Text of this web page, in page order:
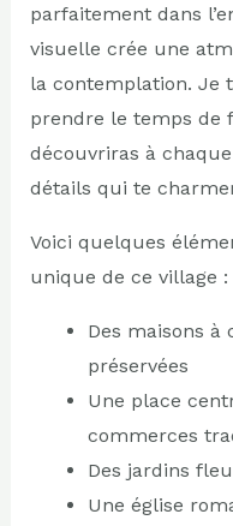
parfaitement dans
visuelle crée une
la contemplation. Je
prendre le temps de
découvriras à
détails qui te
Voici quelques
unique de ce village :
Des maisons
préservées
Une place
commerces
Des jardins
Une église